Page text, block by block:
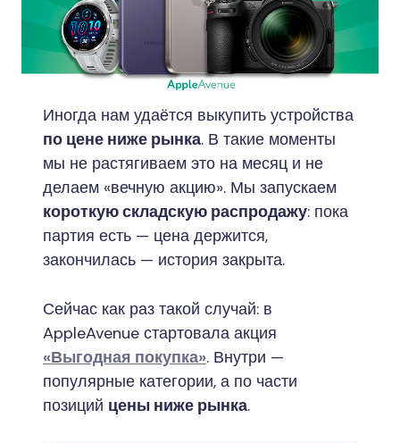
Иногда нам удаётся выкупить устройства
по цене ниже рынка. В такие моменты
мы не растягиваем это на месяц и не
делаем «вечную акцию». Мы запускаем
короткую складскую распродажу: пока
партия есть — цена держится,
закончилась — история закрыта.
Сейчас как раз такой случай: в
AppleAvenue стартовала акция
«Выгодная покупка». Внутри —
популярные категории, а по части
позиций цены ниже рынка.